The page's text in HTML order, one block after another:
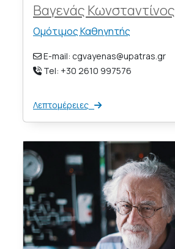
Βαγενάς Κωνσταντίνος
Ομότιμος Καθηγητής
E-mail: cgvayenas@upatras.gr
Tel: +30 2610 997576
Λεπτομέρειες